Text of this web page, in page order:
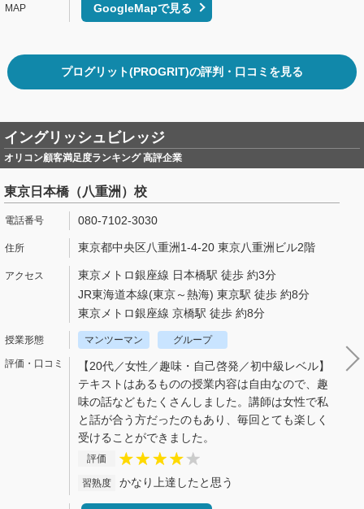
GoogleMapで見る
プログリット(PROGRIT)の評判・口コミを見る
イングリッシュビレッジ
オリコン顧客満足度ランキング 高評企業
東京日本橋（八重洲）校
080-7102-3030
東京都中央区八重洲1-4-20 東京八重洲ビル2階
東京メトロ銀座線 日本橋駅 徒歩 約3分
JR東海道本線(東京～熱海) 東京駅 徒歩 約8分
東京メトロ銀座線 京橋駅 徒歩 約8分
マンツーマン グループ
【20代／女性／趣味・自己啓発／初中級レベル】
テキストはあるものの授業内容は自由なので、趣
味の話などもたくさんしました。講師は女性で私
と話が合う方だったのもあり、毎回とても楽しく
受けることができました。
評価
習熟度 かなり上達したと思う